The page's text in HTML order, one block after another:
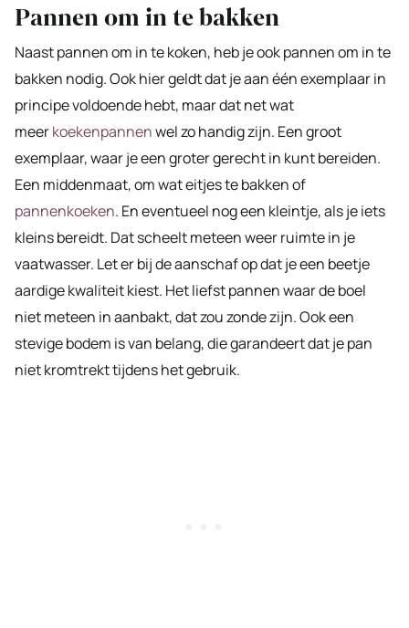
Pannen om in te bakken
Naast pannen om in te koken, heb je ook pannen om in te
bakken nodig. Ook hier geldt dat je aan één exemplaar in
principe voldoende hebt, maar dat net wat
meerkoekenpannenwel zo handig zijn. Een groot
exemplaar, waar je een groter gerecht in kunt bereiden.
Een middenmaat, om wat eitjes te bakken of
pannenkoeken. En eventueel nog een kleintje, als je iets
kleins bereidt. Dat scheelt meteen weer ruimte in je
vaatwasser. Let er bij de aanschaf op dat je een beetje
aardige kwaliteit kiest. Het liefst pannen waar de boel
niet meteen in aanbakt, dat zou zonde zijn. Ook een
stevige bodem is van belang, die garandeert dat je pan
niet kromtrekt tijdens het gebruik.